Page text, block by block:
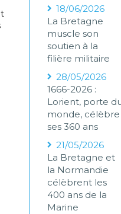
18/06/2026
La Bretagne
muscle son
soutien à la
filière militaire
28/05/2026
1666-2026 :
Lorient, porte
monde, célèbre
ses 360 ans
21/05/2026
La Bretagne et
la Normandie
célèbrent les
400 ans de la
Marine